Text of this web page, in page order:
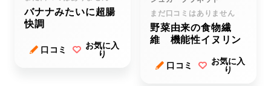
バナナみたいに超腸
快調
口コミ
お気に入
り
まだ口コミはありません
野菜由来の食物繊
維 機能性イヌリン
口コミ
お気に入
り